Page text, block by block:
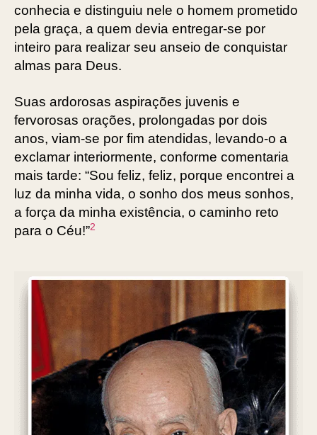
conhecia e distinguiu nele o homem prometido
pela graça, a quem devia entregar-se por
inteiro para realizar seu anseio de conquistar
almas para Deus.
Suas ardorosas aspirações juvenis e
fervorosas orações, prolongadas por dois
anos, viam-se por fim atendidas, levando-o a
exclamar interiormente, conforme comentaria
mais tarde: “Sou feliz, feliz, porque encontrei a
luz da minha vida, o sonho dos meus sonhos,
a força da minha existência, o caminho reto
para o Céu!”2